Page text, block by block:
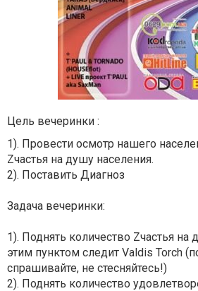
Цель вечеринки :
1). Провести осмотр нашего
Zчастья на душу населения.
2). Поставить Диагноз
Задача вечеринки:
1). Поднять количество Zчастья на
этим пунктом следит Valdis Torch
спрашивайте, не стесняйтесь!)
2). Поднять количество